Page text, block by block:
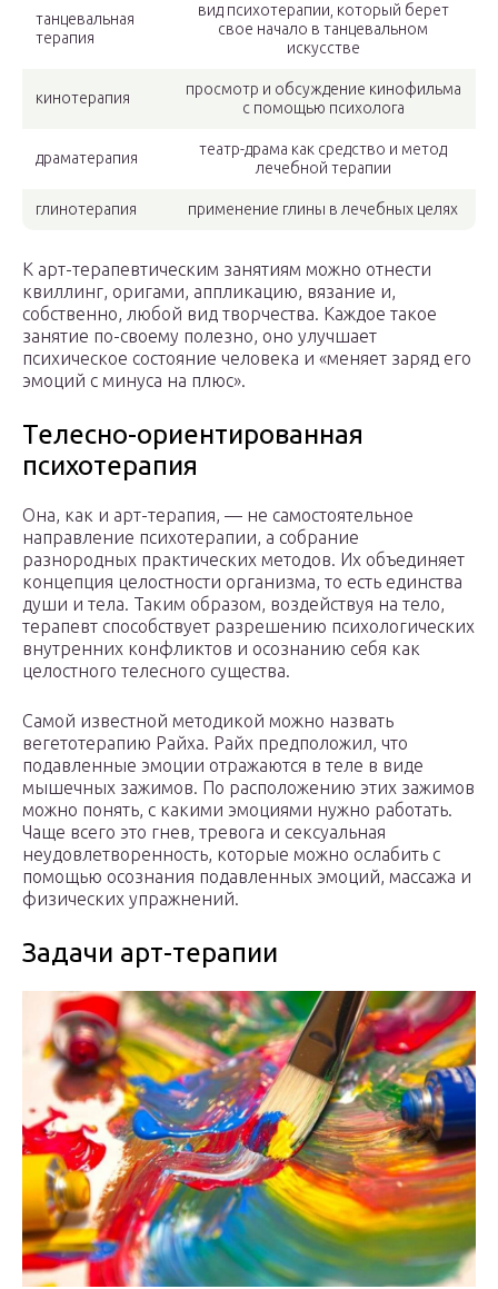
танцевальная
терапия
вид психотерапии, который берет
свое начало в танцевальном
искусстве
кинотерапия
просмотр и обсуждение кинофильма
с помощью психолога
драматерапия
театр-драма как средство и метод
лечебной терапии
глинотерапия применение глины в лечебных целях
К арт-терапевтическим занятиям можно отнести
квиллинг, оригами, аппликацию, вязание и,
собственно, любой вид творчества. Каждое такое
занятие по-своему полезно, оно улучшает
психическое состояние человека и «меняет заряд его
эмоций с минуса на плюс».
Телесно-ориентированная
психотерапия
Она, как и арт-терапия, — не самостоятельное
направление психотерапии, а собрание
разнородных практических методов. Их объединяет
концепция целостности организма, то есть единства
души и тела. Таким образом, воздействуя на тело,
терапевт способствует разрешению психологических
внутренних конфликтов и осознанию себя как
целостного телесного существа.
Самой известной методикой можно назвать
вегетотерапию Райха. Райх предположил, что
подавленные эмоции отражаются в теле в виде
мышечных зажимов. По расположению этих зажимов
можно понять, с какими эмоциями нужно работать.
Чаще всего это гнев, тревога и сексуальная
неудовлетворенность, которые можно ослабить с
помощью осознания подавленных эмоций, массажа и
физических упражнений.
Задачи арт-терапии